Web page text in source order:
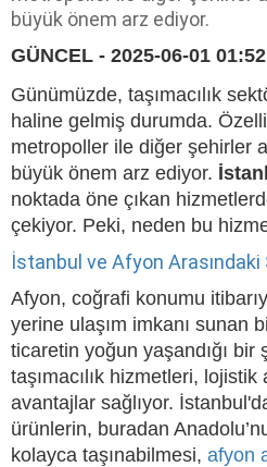
büyük önem arz ediyor.
GÜNCEL - 2025-06-01
Günümüzde, taşımacılık
haline gelmiş durumda.
metropoller ile diğer şehirler
büyük önem arz ediyor.
noktada öne çıkan
çekiyor. Peki, neden bu
İstanbul ve Afyon
Afyon, coğrafi konumu
yerine ulaşım imkanı sunan
ticaretin yoğun yaşandığı bir
taşımacılık hizmetleri, lojistik
avantajlar sağlıyor.
ürünlerin, buradan
kolayca taşınabilmesi, afyon